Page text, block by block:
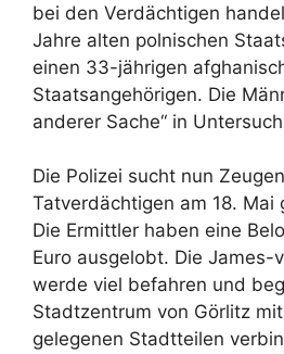
bei den Verdächtigen
Jahre alten polnischen
einen 33-jährigen
Staatsangehörigen. Die
anderer Sache“ in
Die Polizei sucht nun
Tatverdächtigen am 18. Mai
Die Ermittler haben eine
Euro ausgelobt. Die
werde viel befahren und
Stadtzentrum von Görlitz
gelegenen Stadtteilen